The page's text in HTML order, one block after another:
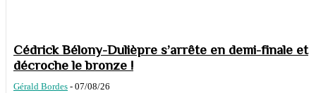
Cédrick Bélony-Dulièpre s’arrête en demi-finale et
décroche le bronze !
Gérald Bordes - 07/08/26